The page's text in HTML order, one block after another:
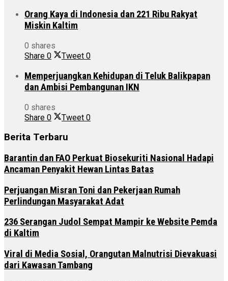
Orang Kaya di Indonesia dan 221 Ribu Rakyat
Miskin Kaltim
0 shares
Share 0 Tweet 0
Memperjuangkan Kehidupan di Teluk Balikpapan
dan Ambisi Pembangunan IKN
0 shares
Share 0 Tweet 0
Berita Terbaru
Barantin dan FAO Perkuat Biosekuriti Nasional Hadapi
Ancaman Penyakit Hewan Lintas Batas
Perjuangan Misran Toni dan Pekerjaan Rumah
Perlindungan Masyarakat Adat
236 Serangan Judol Sempat Mampir ke Website Pemda
di Kaltim
Viral di Media Sosial, Orangutan Malnutrisi Dievakuasi
dari Kawasan Tambang